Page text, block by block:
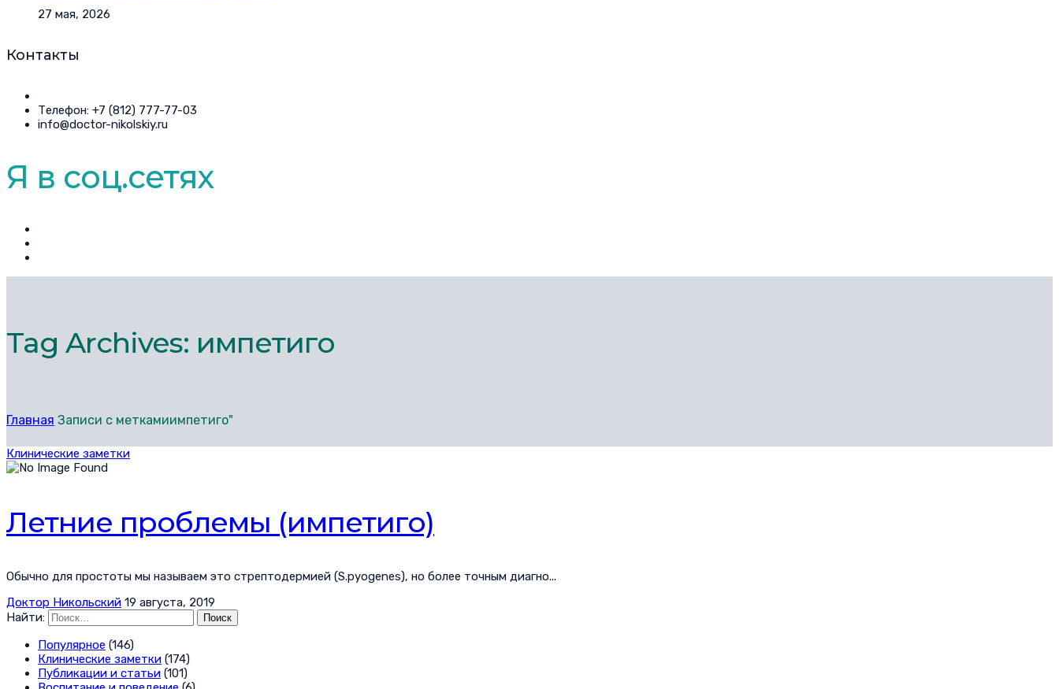
27 мая, 2026
Контакты
Телефон: +7 (812) 777-77-03
info@doctor-nikolskiy.ru
Я в соц.сетях
Tag Archives: импетиго
Главная Записи с меткамиимпетиго"
Клинические заметки
Летние проблемы (импетиго)
Обычно для простоты мы называем это стрептодермией (S.pyogenes), но более точным диагно...
Доктор Никольский 19 августа, 2019
Найти:
Популярное (146)
Клинические заметки (174)
Публикации и статьи (101)